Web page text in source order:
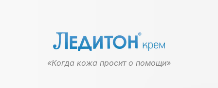
«Когда кожа просит о помощи»